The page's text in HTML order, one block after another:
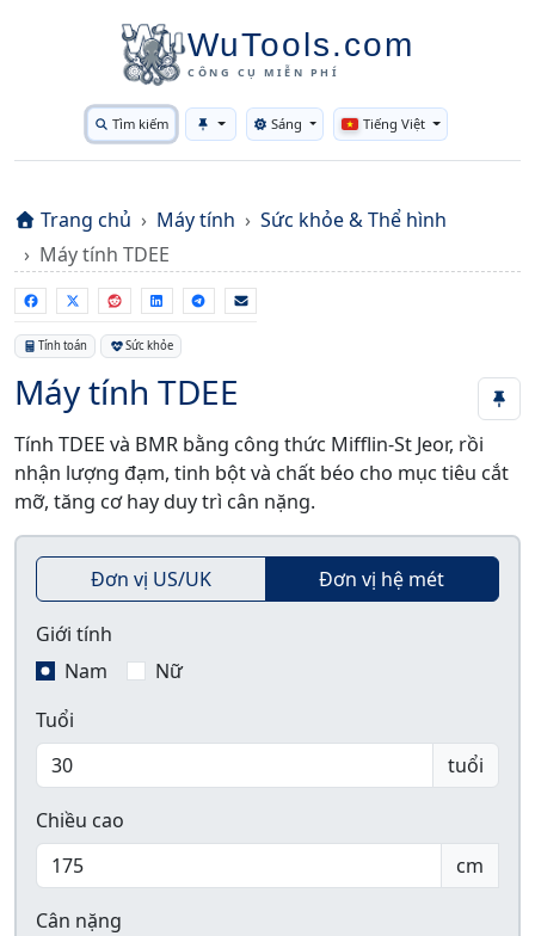
WuTools.com
CÔNG CỤ MIỄN PHÍ
Tìm kiếm Toggle theme
Sáng Tiếng Việt
Trang chủ Máy tính
Sức khỏe & Thể hình
Máy tính TDEE
Tính toán Sức khỏe
Máy tính TDEE
Tính TDEE và BMR bằng công thức Mifflin-St Jeor, rồi
nhận lượng đạm, tinh bột và chất béo cho mục tiêu cắt
mỡ, tăng cơ hay duy trì cân nặng.
Đơn vị US/UK Đơn vị hệ mét
Giới tính
Nam
Nữ
Tuổi
tuổi
Chiều cao
cm
Cân nặng